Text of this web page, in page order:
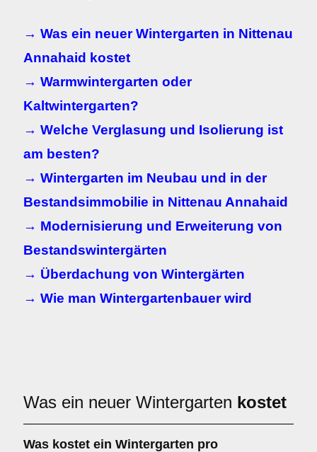
→ Was ein neuer Wintergarten in Nittenau
Annahaid kostet
→ Warmwintergarten oder
Kaltwintergarten?
→ Welche Verglasung und Isolierung ist
am besten?
→ Wintergarten im Neubau und in der
Bestandsimmobilie in Nittenau Annahaid
→ Modernisierung und Erweiterung von
Bestandswintergärten
→ Überdachung von Wintergärten
→ Wie man Wintergartenbauer wird
Was ein neuer Wintergarten kostet
Was kostet ein Wintergarten pro